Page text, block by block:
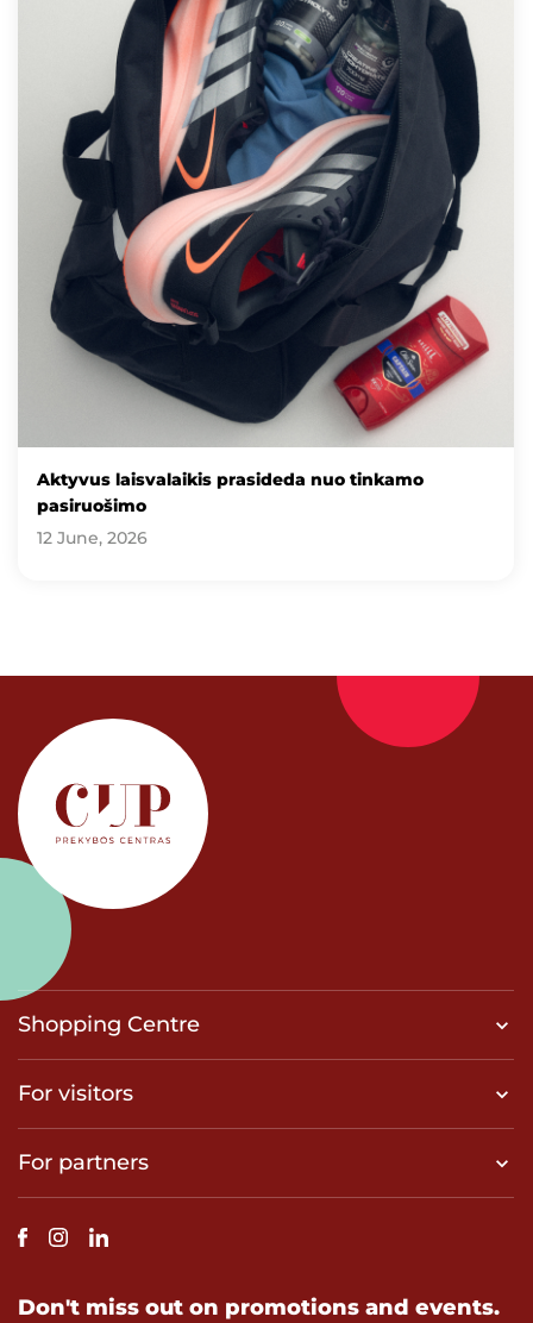
Aktyvus laisvalaikis prasideda nuo tinkamo
pasiruošimo
12 June, 2026
Shopping Centre
For visitors
For partners
Don't miss out on promotions and events.